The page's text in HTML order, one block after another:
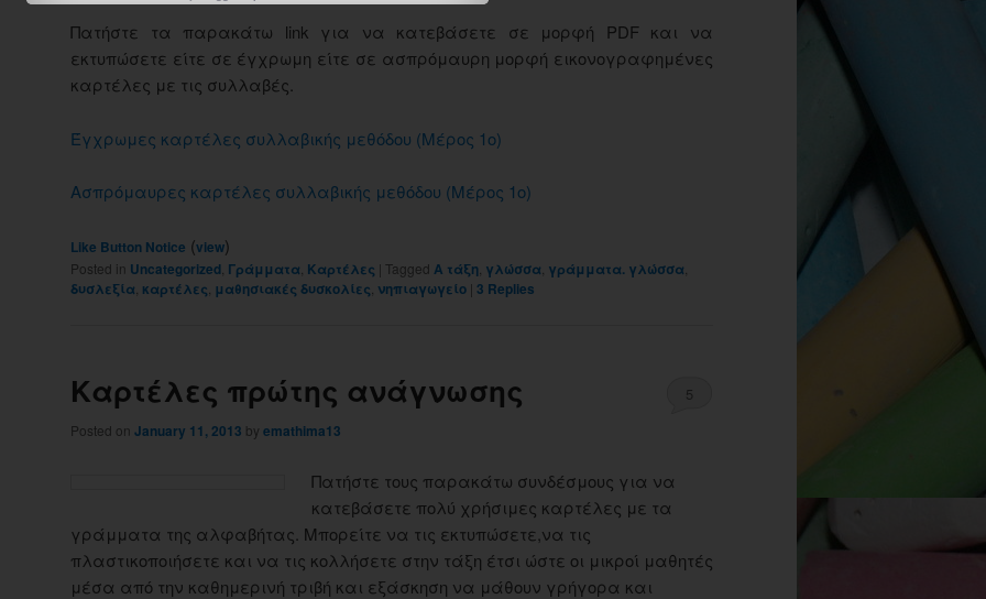
Πατήστε τα παρακάτω link για να κατεβάσετε σε μορφή PDF και να
εκτυπώσετε είτε σε έγχρωμη είτε σε ασπρόμαυρη μορφή εικονογραφημένες
καρτέλες με τις συλλαβές.
Έγχρωμες καρτέλες συλλαβικής μεθόδου (Μέρος 1ο)
Ασπρόμαυρες καρτέλες συλλαβικής μεθόδου (Μέρος 1ο)
Like Button Notice (view)
Posted in Uncategorized Γράμματα Καρτέλες | Tagged Α τάξη γλώσσα γράμματα. γλώσσα
δυσλεξία καρτέλες μαθησιακές δυσκολίες νηπιαγωγείο | 3 Replies
Καρτέλες πρώτης ανάγνωσης
Posted on January 11, 2013 by emathima13
5
Πατήστε τους παρακάτω συνδέσμους για να
κατεβάσετε πολύ χρήσιμες καρτέλες με τα
γράμματα της αλφαβήτας. Μπορείτε να τις εκτυπώσετε,να τις
πλαστικοποιήσετε και να τις κολλήσετε στην τάξη έτσι ώστε οι μικροί μαθητές
μέσα από την καθημερινή τριβή και εξάσκηση να μάθουν γρήγορα και